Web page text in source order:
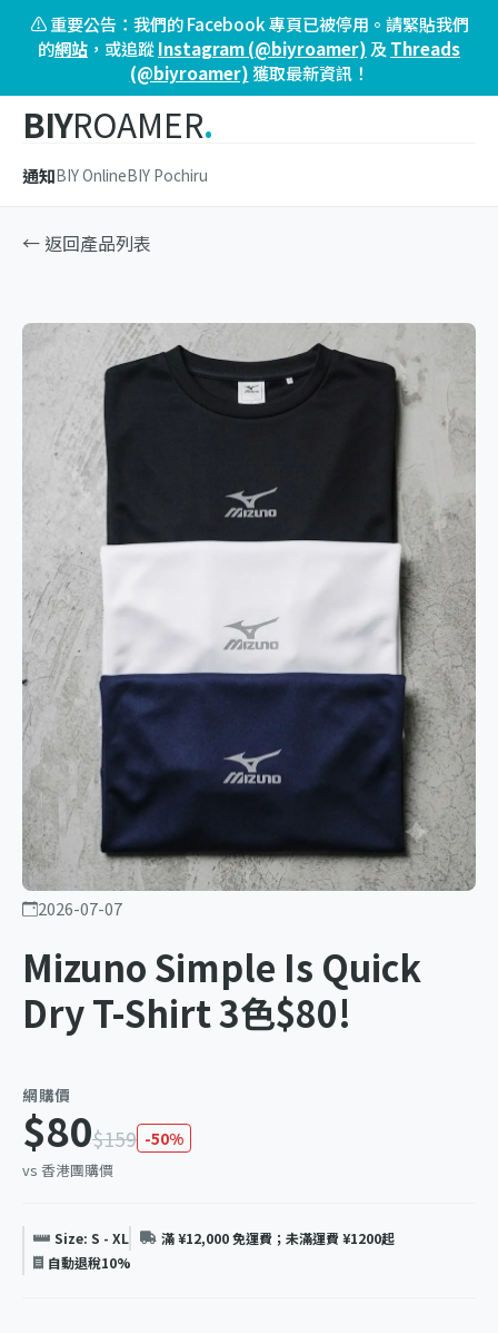
⚠️ 重要公告：我們的 Facebook 專頁已被停用。請緊貼我們
的網站 ，或追蹤Instagram (@biyroamer) 及 Threads
(@biyroamer)獲取最新資訊！
BIYROAMER.
通知BIY OnlineBIY Pochiru
← 返回產品列表
2026-07-07
Mizuno Simple Is Quick
Dry T-Shirt 3色$80!
網購價
$80$159 -50%
vs 香港團購價
Size: S - XL
滿 ¥12,000 免運費；未滿運費 ¥1200起
自動退稅10%